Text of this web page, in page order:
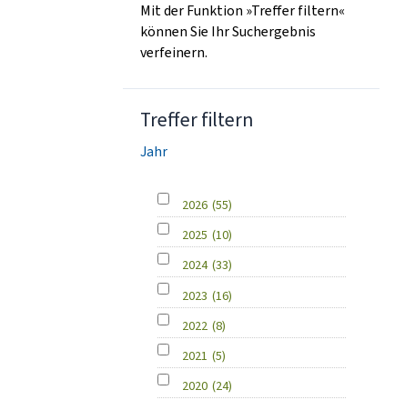
Mit der Funktion »Treffer filtern«
können Sie Ihr Suchergebnis
verfeinern.
Treffer filtern
Jahr
2026 (55)
2025 (10)
2024 (33)
2023 (16)
2022 (8)
2021 (5)
2020 (24)